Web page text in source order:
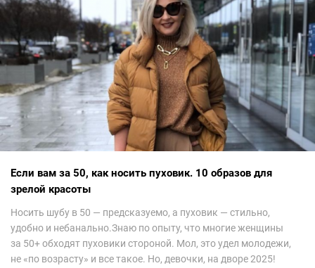
арабских дизайнеров, рассеялись как дым. А столько красоты
сегодня сложно увидеть на других известных неделях
мод.Самое интересное сейчас покажу ?
Если вам за 50, как носить пуховик. 10 образов для
зрелой красоты
Носить шубу в 50 — предсказуемо, а пуховик — стильно,
удобно и небанально.Знаю по опыту, что многие женщины
за 50+ обходят пуховики стороной. Мол, это удел молодежи,
не «по возрасту» и все такое. Но, девочки, на дворе 2025!